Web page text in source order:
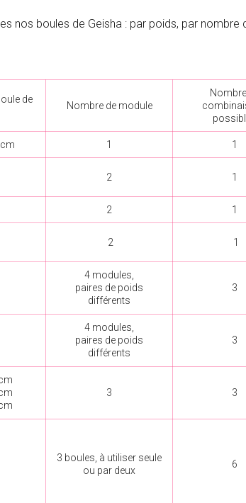
nos boules de Geisha : par poids, par
de
Nombre de module
1 1
2 1
2 1
2 1
4 modules,
paires de poids
différents
3
4 modules,
paires de poids
différents
3
3 3
3 boules, à utiliser seule
ou par deux
6